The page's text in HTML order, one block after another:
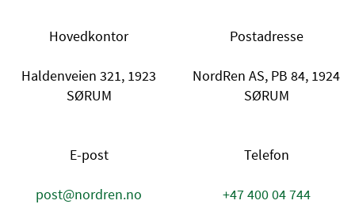
Hovedkontor
Haldenveien 321, 1923
SØRUM
Postadresse
NordRen AS, PB 84, 1924
SØRUM
E-post
post@nordren.no
Telefon
+47 400 04 744